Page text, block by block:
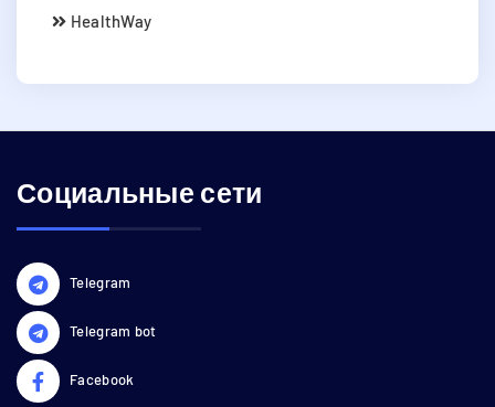
HealthWay
Социальные сети
Telegram
Telegram bot
Facebook